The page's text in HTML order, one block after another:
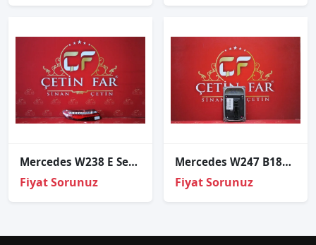
Mercedes W238 E Serisi Coupe Sol Stop
Fiyat Sorunuz
Mercedes W247 B180 Far Beyni̇ Sıfır Orj A2479003503
Fiyat Sorunuz